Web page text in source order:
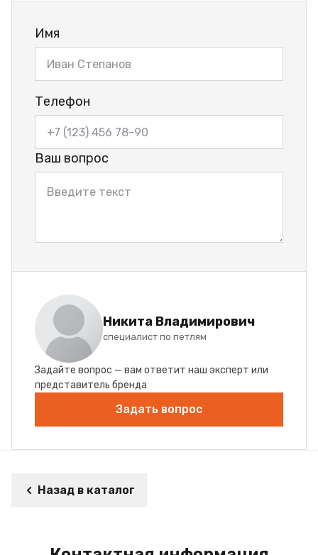
Имя
Телефон
Ваш вопрос
Никита Владимирович
специалист по петлям
Задайте вопрос — вам ответит наш эксперт или
представитель бренда
Задать вопрос
Назад в каталог